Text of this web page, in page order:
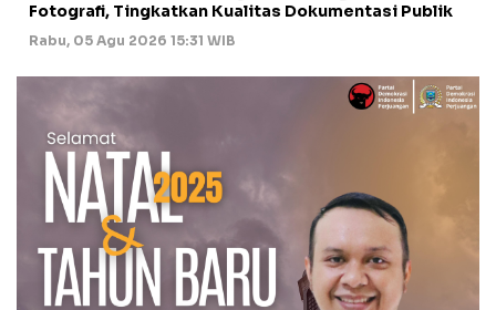
Fotografi, Tingkatkan Kualitas Dokumentasi Publik
Rabu, 05 Agu 2026 15:31 WIB